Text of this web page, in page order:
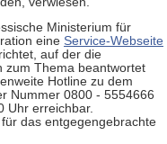
Ministerium für
eine Service-Webseite
auf der die
zum Thema beantwortet
Hotline zu dem
Nummer 0800 - 5554666
Uhr erreichbar.
das entgegengebrachte